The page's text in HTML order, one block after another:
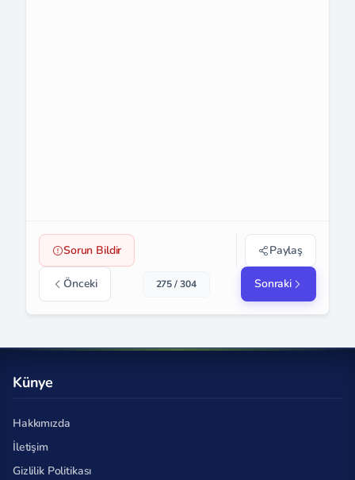
Sorun Bildir Paylaş
Önceki 275 / 304 Sonraki
Künye
Hakkımızda
İletişim
Gizlilik Politikası